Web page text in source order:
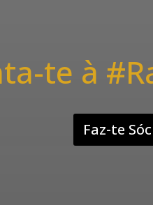
te à
Faz-te